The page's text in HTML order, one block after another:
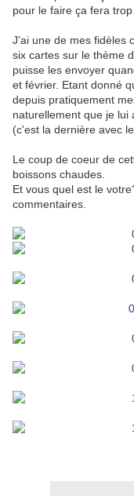
pour le faire ça fera
J'ai une de mes fidèles
six cartes sur le thème
puisse les envoyer
et février. Etant donné
depuis pratiquement
naturellement que je lui
(c'est la dernière avec
Le coup de coeur de
boissons chaudes.
Et vous quel est le
commentaires.